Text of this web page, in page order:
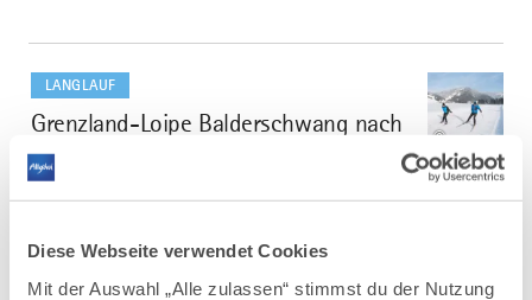
Diese Webseite verwendet Cookies
Mit der Auswahl „Alle zulassen“ stimmst du der Nutzung
LANGLAUF
4
Grenzland-Loipe Balderschwang nach
Hittisau
©
Die abwechslungsreiche Grenzlandloipe verläuft von
Balderschwang nach Hittisau.
Es ist gute Kondition gefordert, aber es wird durch die
dazu